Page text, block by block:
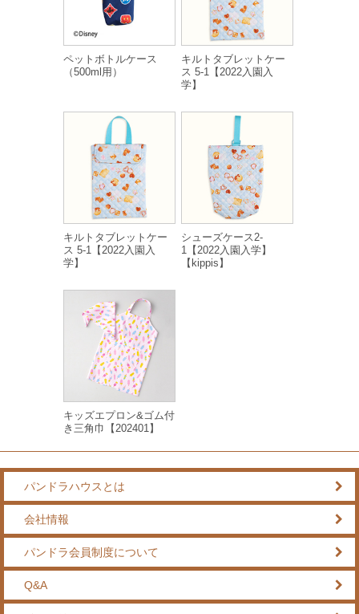
ペットボトルケース
（500ml用）
キルトタブレットケー
ス 5-1【2022入園入
学】
キルトタブレットケー
ス 5-1【2022入園入
学】
シューズケース2-
1【2022入園入学】
【kippis】
キッズエプロン&ゴム付
き三角巾【202401】
パンドラハウスとは
会社情報
パンドラ会員制度について
Q&A